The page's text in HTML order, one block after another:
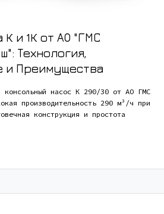
К и 1К от АО "ГМС
Технология,
и Преимущества
консольный насос К 290/30 от АО ГМС
производительность 290 м³/ч при
конструкция и простота